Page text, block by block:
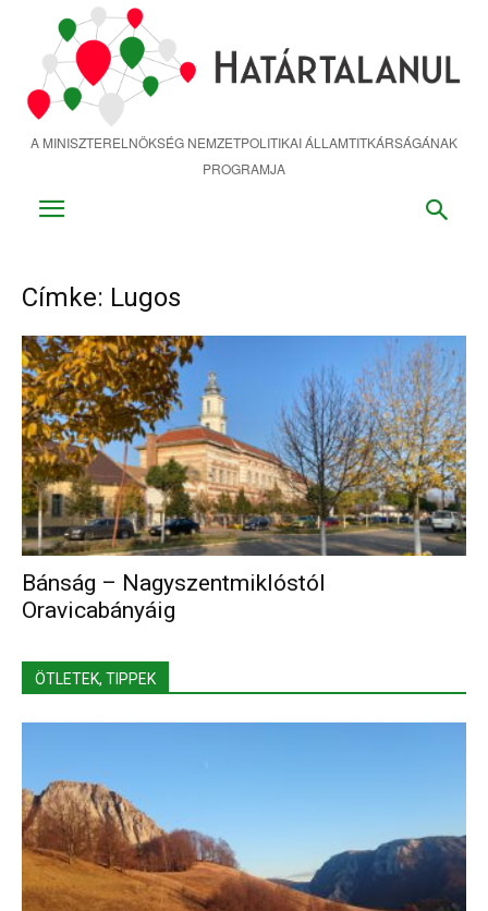
tartalomra
A MINISZTERELNÖKSÉG NEMZETPOLITIKAI ÁLLAMTITKÁRSÁGÁNAK
PROGRAMJA
Címke: Lugos
Bánság – Nagyszentmiklóstól
Oravicabányáig
ÖTLETEK, TIPPEK